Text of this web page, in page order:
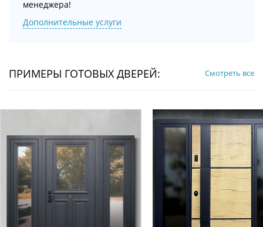
менеджера!
Дополнительные услуги
ПРИМЕРЫ ГОТОВЫХ ДВЕРЕЙ: Смотреть все